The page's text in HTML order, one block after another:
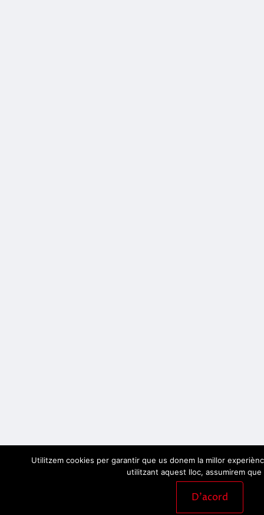
Utilitzem cookies per garantir que us donem la millor
utilitzant aquest lloc, assumirem que
D'acord